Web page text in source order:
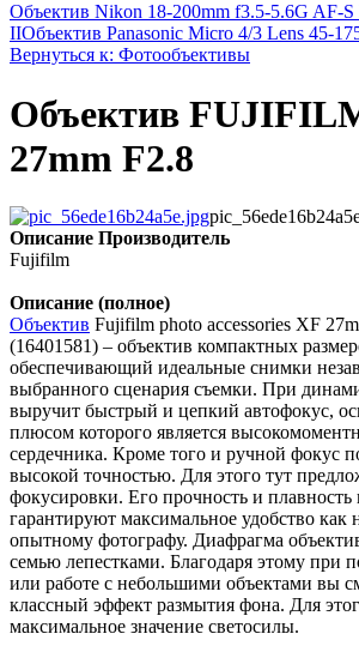
Объектив Nikon 18-200mm f3.5-5.6G AF-
IIОбъектив Panasonic Micro 4/3 Lens 45-
Вернуться к: Фотообъективы
Объектив
27mm F2.8
Описание Производитель
Fujifilm
Описание (полное)
Объектив Fujifilm photo accessories XF
(16401581) – объектив компактных
обеспечивающий идеальные снимки
выбранного сценария съемки. При
выручит быстрый и цепкий автофокус,
плюсом которого является
сердечника. Кроме того и ручной фокус
высокой точностью. Для этого тут
фокусировки. Его прочность и
гарантируют максимальное удобство как
опытному фотографу. Диафрагма
семью лепестками. Благодаря этому при
или работе с небольшими объектами вы
классный эффект размытия фона. Для
максимальное значение светосилы.